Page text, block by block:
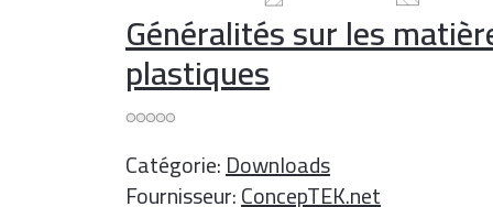
Généralités sur les
plastiques
Catégorie:Downloads
Fournisseur:ConcepTEK.net